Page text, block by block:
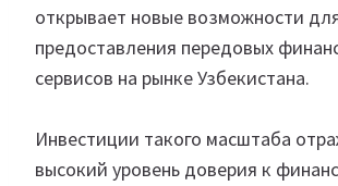
открывает новые возможности
предоставления передовых
сервисов на рынке Узбекистана.
Инвестиции такого масштаба
высокий уровень доверия к